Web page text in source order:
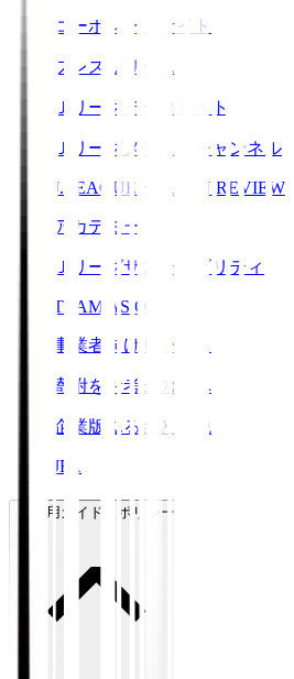
コーポレートサイト
プレスリリース
Ｊリーグデータサイト
Ｊリーグメディアチャンネル
J.LEAGUE SEASON REVIEW
アカデミー
Ｊリーグサステナビリティ
TEAM AS ONE
事業者向けサービス
寄附をお考えの方へ
企業版ふるさと納税
JFA
ご利用ガイド・ポリシー